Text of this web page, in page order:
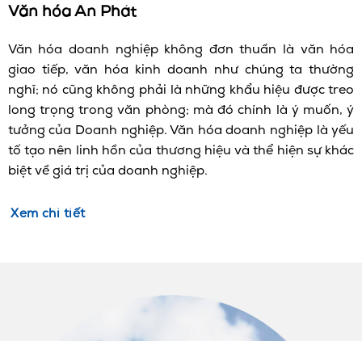
Văn hóa An Phát
Văn hóa doanh nghiệp không đơn thuần là văn hóa
giao tiếp, văn hóa kinh doanh như chúng ta thường
nghĩ; nó cũng không phải là những khẩu hiệu được treo
long trọng trong văn phòng; mà đó chính là ý muốn, ý
tưởng của Doanh nghiệp. Văn hóa doanh nghiệp là yếu
tố tạo nên linh hồn của thương hiệu và thể hiện sự khác
biệt về giá trị của doanh nghiệp.
Xem chi tiết